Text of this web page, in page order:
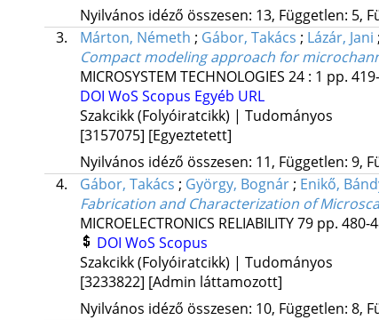
Nyilvános idéző összesen: 13, Független: 5,
3.
Márton, Németh ; Gábor, Takács ; Lázár, Jani ;
Compact modeling approach for
MICROSYSTEM TECHNOLOGIES 24: 1 pp.
DOI WoS Scopus Egyéb URL
Szakcikk (Folyóiratcikk) | Tudományos
[3157075] [Egyeztetett]
Nyilvános idéző összesen: 11, Független: 9,
4.
Gábor, Takács ; György, Bognár; Enikő,
Fabrication and Characterization of
MICROELECTRONICS RELIABILITY79 pp. 480-
DOI WoS Scopus
Szakcikk (Folyóiratcikk) | Tudományos
[3233822] [Admin láttamozott]
Nyilvános idéző összesen: 10, Független: 8,